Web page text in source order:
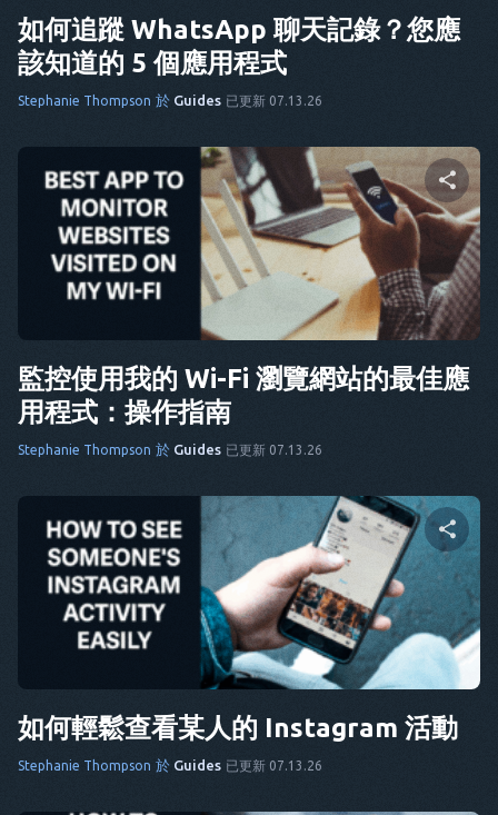
如何追蹤 WhatsApp 聊天記錄？您應
該知道的 5 個應用程式
Stephanie Thompson 於 Guides 已更新 07.13.26
分享這篇文章
臉書 複製連結
監控使用我的 Wi-Fi 瀏覽網站的最佳應
用程式：操作指南
Stephanie Thompson 於 Guides 已更新 07.13.26
分享這篇文章
推特 臉書 複製連結
如何輕鬆查看某人的 Instagram 活動
Stephanie Thompson 於 Guides 已更新 07.13.26